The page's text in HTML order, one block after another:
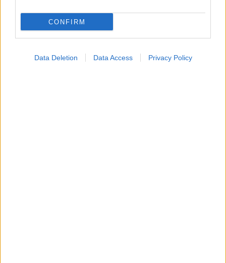
CONFIRM
Data Deletion Data Access Privacy Policy